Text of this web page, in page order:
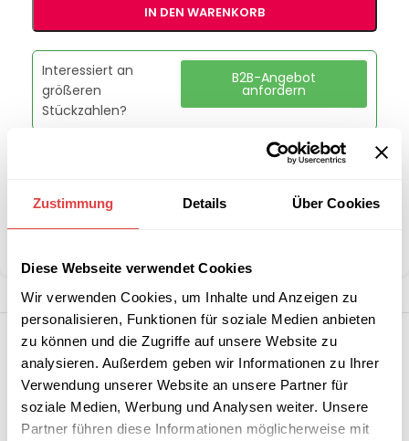
Zustimmung Details Über Cookies
Diese Webseite verwendet Cookies
Wir verwenden Cookies, um Inhalte und Anzeigen zu
personalisieren, Funktionen für soziale Medien anbieten
zu können und die Zugriffe auf unsere Website zu
analysieren. Außerdem geben wir Informationen zu Ihrer
Verwendung unserer Website an unsere Partner für
soziale Medien, Werbung und Analysen weiter. Unsere
Partner führen diese Informationen möglicherweise mit
IN DEN WARENKORB
Interessiert an
größeren
Stückzahlen?
B2B-Angebot
anfordern
Kategorie: Servietten